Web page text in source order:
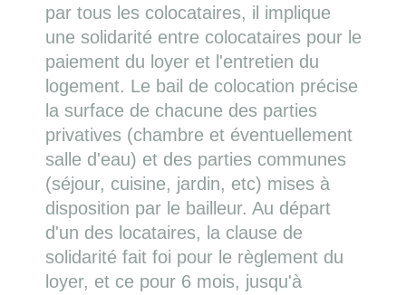
par tous les colocataires, il implique
une solidarité entre colocataires pour le
paiement du loyer et l'entretien du
logement. Le bail de colocation précise
la surface de chacune des parties
privatives (chambre et éventuellement
salle d'eau) et des parties communes
(séjour, cuisine, jardin, etc) mises à
disposition par le bailleur. Au départ
d'un des locataires, la clause de
solidarité fait foi pour le règlement du
loyer, et ce pour 6 mois, jusqu'à